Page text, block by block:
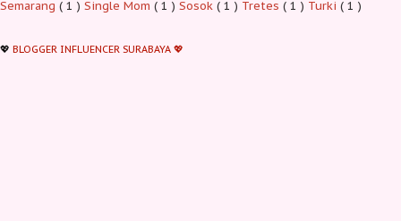
Semarang ( 1 ) Single Mom ( 1 ) Sosok ( 1 ) Tretes ( 1 ) Turki ( 1 )
💖 BLOGGER INFLUENCER SURABAYA 💖